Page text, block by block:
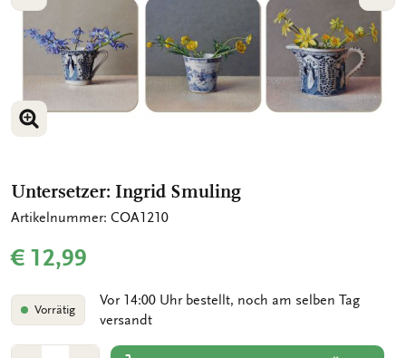
VORIGE
BILD VERGRÖSSERN
BILD VERGRÖSSERN
Untersetzer: Ingrid Smuling
Artikelnummer: COA1210
€ 12,99
Vorrätig
Vor 14:00 Uhr bestellt, noch am selben Tag
versandt
Anzahl